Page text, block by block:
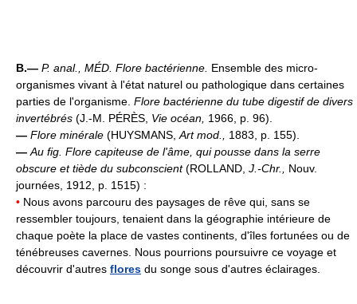
B.— P. anal., MÉD. Flore bactérienne. Ensemble des micro-
organismes vivant à l'état naturel ou pathologique dans certaines
parties de l'organisme. Flore bactérienne du tube digestif de divers
invertébrés (J.-M. PÉRÈS, Vie océan, 1966, p. 96).
— Flore minérale (HUYSMANS, Art mod., 1883, p. 155).
— Au fig. Flore capiteuse de l'âme, qui pousse dans la serre
obscure et tiède du subconscient(ROLLAND, J.-Chr., Nouv.
journées, 1912, p. 1515) :
• Nous avons parcouru des paysages de rêve qui, sans se
ressembler toujours, tenaient dans la géographie intérieure de
chaque poète la place de vastes continents, d'îles fortunées ou de
ténébreuses cavernes. Nous pourrions poursuivre ce voyage et
découvrir d'autres flores du songe sous d'autres éclairages.